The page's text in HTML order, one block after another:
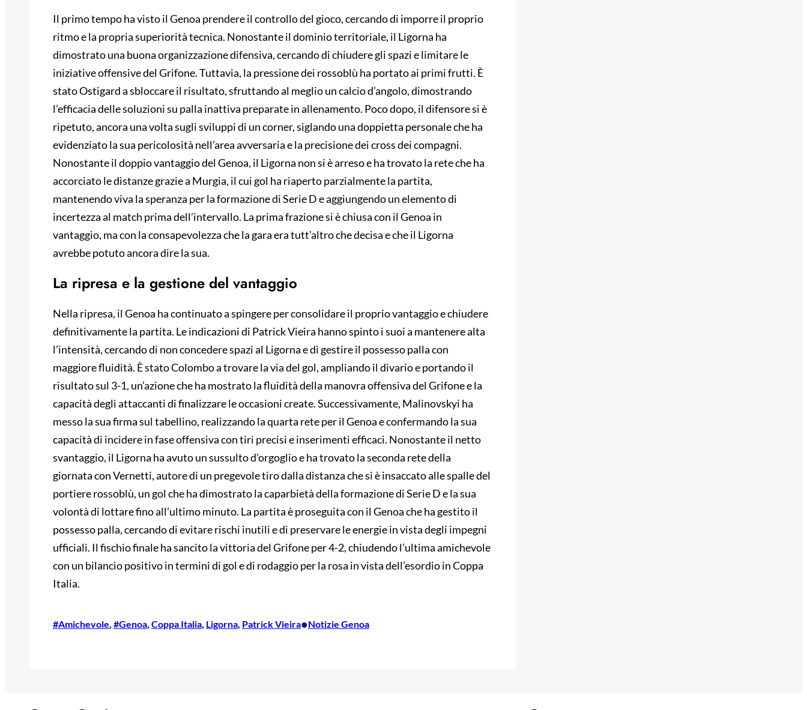
Il primo tempo ha visto il Genoa prendere il controllo del gioco, cercando di imporre il proprio
ritmo e la propria superiorità tecnica. Nonostante il dominio territoriale, il Ligorna ha
dimostrato una buona organizzazione difensiva, cercando di chiudere gli spazi e limitare le
iniziative offensive del Grifone. Tuttavia, la pressione dei rossoblù ha portato ai primi frutti. È
stato Ostigard a sbloccare il risultato, sfruttando al meglio un calcio d’angolo, dimostrando
l’efficacia delle soluzioni su palla inattiva preparate in allenamento. Poco dopo, il difensore si è
ripetuto, ancora una volta sugli sviluppi di un corner, siglando una doppietta personale che ha
evidenziato la sua pericolosità nell’area avversaria e la precisione dei cross dei compagni.
Nonostante il doppio vantaggio del Genoa, il Ligorna non si è arreso e ha trovato la rete che ha
accorciato le distanze grazie a Murgia, il cui gol ha riaperto parzialmente la partita,
mantenendo viva la speranza per la formazione di Serie D e aggiungendo un elemento di
incertezza al match prima dell’intervallo. La prima frazione si è chiusa con il Genoa in
vantaggio, ma con la consapevolezza che la gara era tutt’altro che decisa e che il Ligorna
avrebbe potuto ancora dire la sua.
La ripresa e la gestione del vantaggio
Nella ripresa, il Genoa ha continuato a spingere per consolidare il proprio vantaggio e chiudere
definitivamente la partita. Le indicazioni di Patrick Vieira hanno spinto i suoi a mantenere alta
l’intensità, cercando di non concedere spazi al Ligorna e di gestire il possesso palla con
maggiore fluidità. È stato Colombo a trovare la via del gol, ampliando il divario e portando il
risultato sul 3-1, un’azione che ha mostrato la fluidità della manovra offensiva del Grifone e la
capacità degli attaccanti di finalizzare le occasioni create. Successivamente, Malinovskyi ha
messo la sua firma sul tabellino, realizzando la quarta rete per il Genoa e confermando la sua
capacità di incidere in fase offensiva con tiri precisi e inserimenti efficaci. Nonostante il netto
svantaggio, il Ligorna ha avuto un sussulto d’orgoglio e ha trovato la seconda rete della
giornata con Vernetti, autore di un pregevole tiro dalla distanza che si è insaccato alle spalle del
portiere rossoblù, un gol che ha dimostrato la caparbietà della formazione di Serie D e la sua
volontà di lottare fino all’ultimo minuto. La partita è proseguita con il Genoa che ha gestito il
possesso palla, cercando di evitare rischi inutili e di preservare le energie in vista degli impegni
ufficiali. Il fischio finale ha sancito la vittoria del Grifone per 4-2, chiudendo l’ultima amichevole
con un bilancio positivo in termini di gol e di rodaggio per la rosa in vista dell’esordio in Coppa
Italia.
#Amichevole, #Genoa, Coppa Italia, Ligorna, Patrick Vieira•Notizie Genoa